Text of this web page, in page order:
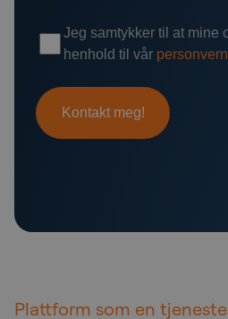
Plattform som en tjeneste